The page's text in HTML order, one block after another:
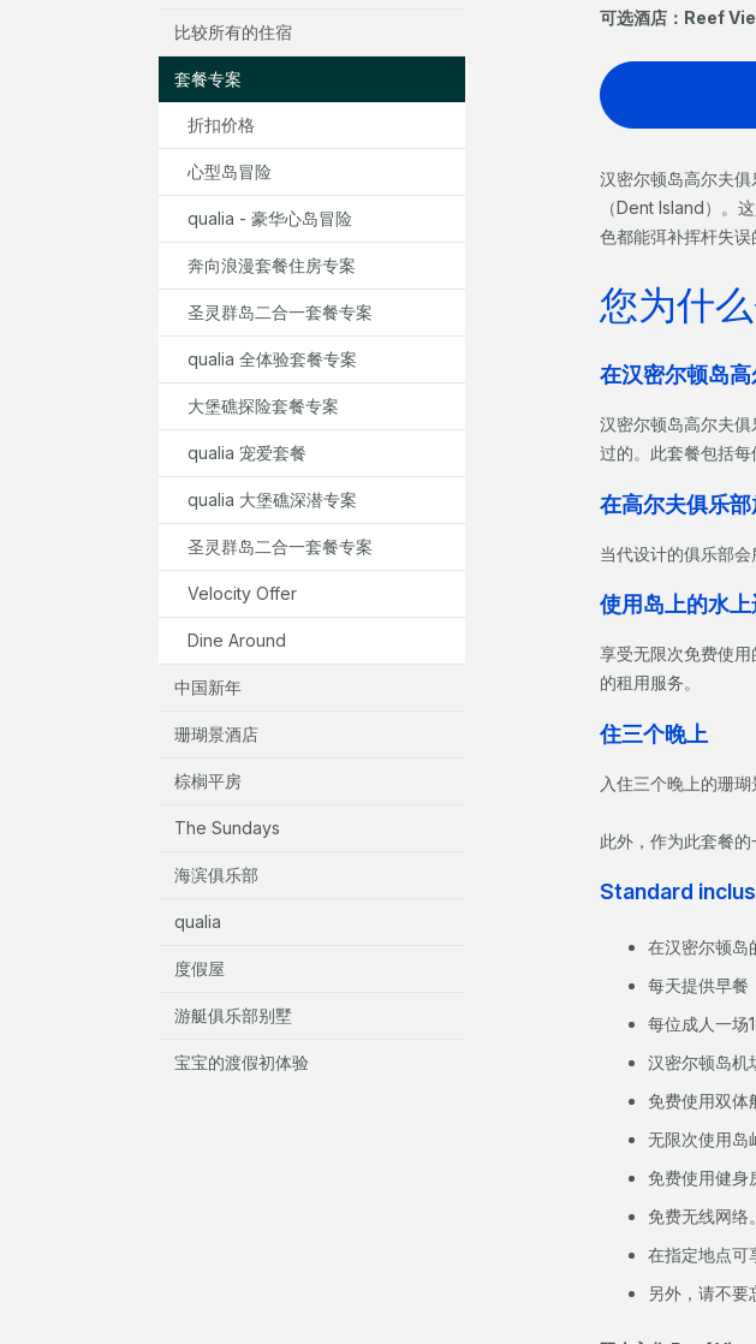
比较所有的住宿
套餐专案
折扣价格
心型岛冒险
qualia - 豪华心岛冒险
奔向浪漫套餐住房专案
圣灵群岛二合一套餐专案
qualia 全体验套餐专案
大堡礁探险套餐专案
qualia 宠爱套餐
qualia 大堡礁深潜专案
圣灵群岛二合一套餐专案
Velocity Offer
Dine Around
中国新年
珊瑚景酒店
棕榈平房
The Sundays
海滨俱乐部
qualia
度假屋
游艇俱乐部别墅
宝宝的渡假初体验
可选酒店：Reef
汉密尔顿岛高尔夫
（Dent Island）。
色都能弭补挥杆失误
您为什
在汉密尔顿岛
汉密尔顿岛高尔夫
过的。此套餐包括每
在高尔夫俱乐部
当代设计的俱乐部
使用岛上的水
享受无限次免费使
的租用服务。
住三个晚上
入住三个晚上的珊
此外，作为此套餐
Standard
在汉密尔顿岛
每天提供早餐
每位成人一场
汉密尔顿岛机
免费使用双体
无限次使用岛
免费使用健身
免费无线网络。
在指定地点可
另外，请不要